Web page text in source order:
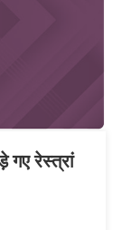
गए रेस्त्रां